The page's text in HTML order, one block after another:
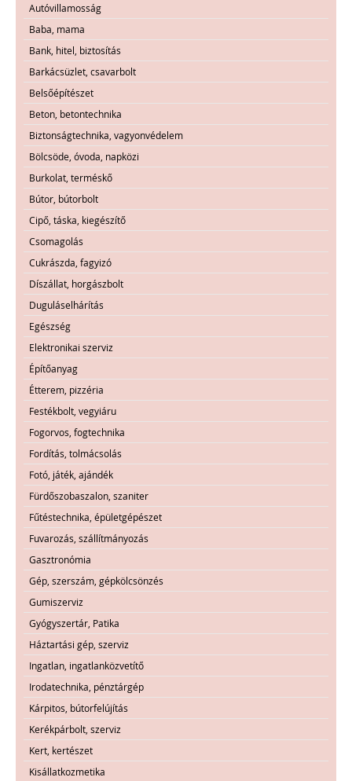
Autóvillamosság
Baba, mama
Bank, hitel, biztosítás
Barkácsüzlet, csavarbolt
Belsőépítészet
Beton, betontechnika
Biztonságtechnika, vagyonvédelem
Bölcsöde, óvoda, napközi
Burkolat, terméskő
Bútor, bútorbolt
Cipő, táska, kiegészítő
Csomagolás
Cukrászda, fagyizó
Díszállat, horgászbolt
Duguláselhárítás
Egészség
Elektronikai szerviz
Építőanyag
Étterem, pizzéria
Festékbolt, vegyiáru
Fogorvos, fogtechnika
Fordítás, tolmácsolás
Fotó, játék, ajándék
Fürdőszobaszalon, szaniter
Fűtéstechnika, épületgépészet
Fuvarozás, szállítmányozás
Gasztronómia
Gép, szerszám, gépkölcsönzés
Gumiszerviz
Gyógyszertár, Patika
Háztartási gép, szerviz
Ingatlan, ingatlanközvetítő
Irodatechnika, pénztárgép
Kárpitos, bútorfelújítás
Kerékpárbolt, szerviz
Kert, kertészet
Kisállatkozmetika